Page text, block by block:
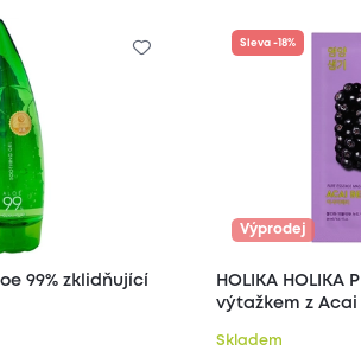
Výprodej
HOLIKA HOLIKA Pleťová maska s
výtažkem z Acai
Skladem
Sleva -18%